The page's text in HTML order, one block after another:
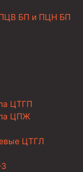
ПЦВ БП и ПЦН БП
ЦТГП
ЦПЖ
ЦТГЛ